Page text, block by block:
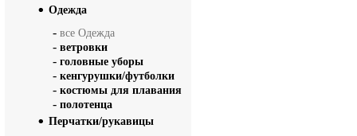
Одежда
- все Одежда
- ветровки
- головные уборы
- кенгурушки/футболки
- костюмы для плавания
- полотенца
Перчатки/рукавицы